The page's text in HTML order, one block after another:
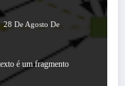
28 De Agosto De
é um fragmento